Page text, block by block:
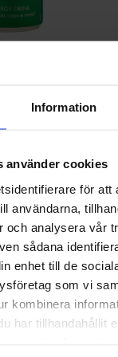
Information
använder cookies
för att
användarna,
och analysera vår
sådana
enhet till de
som vi
kombinera
har tillhandahållit